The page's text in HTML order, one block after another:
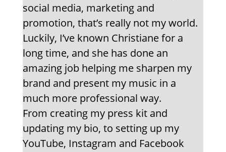
social media, marketing and
promotion, that’s really not my world.
Luckily, I’ve known Christiane for a
long time, and she has done an
amazing job helping me sharpen my
brand and present my music in a
much more professional way.
From creating my press kit and
updating my bio, to setting up my
YouTube, Instagram and Facebook